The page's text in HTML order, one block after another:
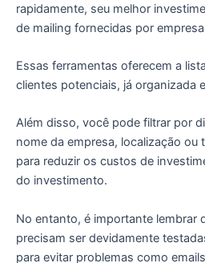
rapidamente, seu melhor
de mailing fornecidas por
Essas ferramentas oferecem a
clientes potenciais, já organizada
Além disso, você pode filtrar por
nome da empresa, localização ou
para reduzir os custos de
do investimento.
No entanto, é importante lembrar
precisam ser devidamente
para evitar problemas como